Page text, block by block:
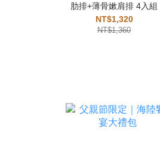
肋排+薄骨嫰肩排 4入組
NT$1,320
NT$1,360